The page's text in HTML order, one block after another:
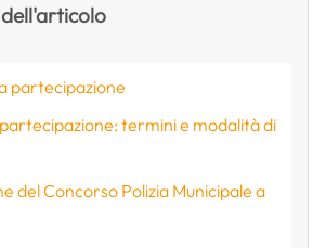
partecipazione
termini e modalità di
del Concorso Polizia Municipale a